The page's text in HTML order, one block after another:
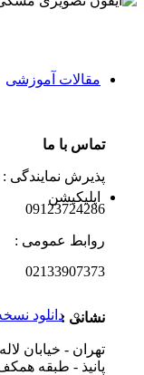
آموزشی
دانلود نسخه IOS
نمایندگی :
عمومی :
- خیابان لاله زار
- طبقه همکف